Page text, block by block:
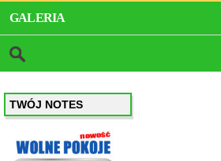
GALERIA
TWÓJ NOTES